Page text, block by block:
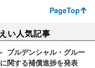
PageTop
い人気記事
プルデンシャル・グルー
関する補償進捗を発表